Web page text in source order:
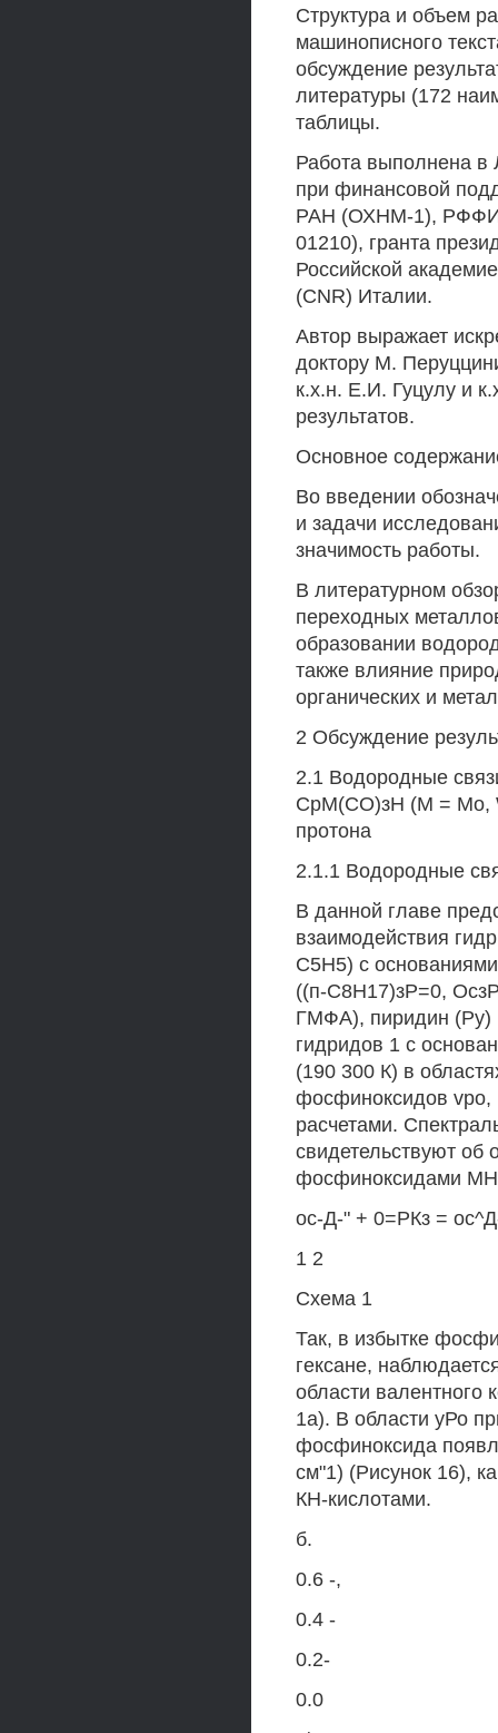
Структура и объем
машинописного
обсуждение
литературы (172
таблицы.
Работа выполнена
при финансовой
РАН (ОХНМ-1), РФФИ
01210), гранта
Российской
(CNR) Италии.
Автор выражает
доктору М.
к.х.н. Е.И. Гуцулу и
результатов.
Основное
Во введении
и задачи
значимость работы.
В литературном
переходных
образовании
также влияние
органических и
2 Обсуждение
2.1 Водородные
СрМ(СО)зН (М = Mo,
протона
2.1.1 Водородные
В данной главе
взаимодействия
С5Н5) с
((п-С8Н17)зР=0,
ГМФА), пиридин (Ру)
гидридов 1 с
(190 300 К) в
фосфиноксидов vpo,
расчетами.
свидетельствуют об
фосфиноксидами
ос-Д-" + 0=РКз =
1 2
Схема 1
Так, в избытке
гексане,
области валентного
1а). В области уРо
фосфиноксида
см"1) (Рисунок 16),
КН-кислотами.
б.
0.6 -,
0.4 -
0.2-
0.0